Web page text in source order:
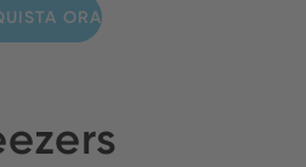
ORA